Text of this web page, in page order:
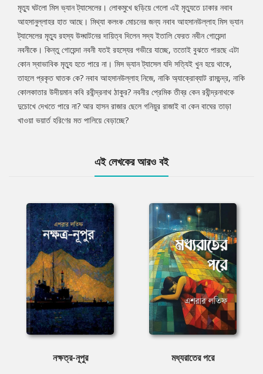
মৃত্যু ঘটলো মিস ভ্যান ট্যাসেলের। লোকমুখে ছড়িয়ে গেলো এই মৃত্যুতে ঢাকার নবাব
আহসানুল্লাহর হাত আছে। মিথ্যা কলংক মোচনের জন্য নবাব আহসানউল্লাহ মিস ভ্যান
ট্যাসেলের মৃত্যু রহস্য উদ্ঘাটনের দায়িত্ব দিলেন সদ্য ইতালি ফেরত নবীন গোয়েন্দা
নবনীকে। কিন্তু গোয়েন্দা নবনী যতই রহস্যের গভীরে যাচ্ছে, ততোই বুঝতে পারছে এটা
কোন স্বাভাবিক মৃত্যু হতে পারে না। মিস ভ্যান ট্যাসেল যদি সত্যিই খুন হয়ে থাকে,
তাহলে প্রকৃত ঘাতক কে? নবাব আহসানউল্লাহ নিজে, নাকি অ্যাক্রোব্যাট রামচন্দ্র, নাকি
কোলকাতার উদীয়মান কবি রবীন্দ্রনাথ ঠাকুর? নবনীর প্রেমিক তীব্র কেন রবীন্দ্রনাথকে
দুচোখে দেখতে পারে না? আর হাসন রাজার ছেলে গনিয়ুর রাজাই বা কেন বাঘের তাড়া
খাওয়া ভয়ার্ত হরিণের মত পালিয়ে বেড়াচ্ছে?
এই লেখকের আরও বই
নক্ষত্র-নূপুর মধ্যরাতের পরে